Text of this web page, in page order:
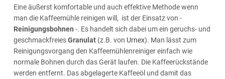
Eine äußerst komfortable und auch effektive Methode wenn
man die Kaffeemühle reinigen will, ist der Einsatz von -
Reinigungsbohnen -. Es handelt sich dabei um ein geruchs- und
geschmackfreiesGranulat (z.B. von Urnex). Man lässt zum
Reinigungsvorgang den Kaffeemühlenreiniger einfach wie
normale Bohnen durch das Gerät laufen. Die Kaffeerückstände
werden entfernt. Das abgelagerte Kaffeeöl und damit das